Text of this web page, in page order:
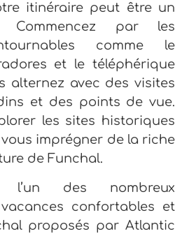
itinéraire peut être un
Commencez par les
comme le
et le téléphérique
alternez avec des visites
et des points de vue.
les sites historiques
imprégner de la riche
de Funchal.
l’un des nombreux
confortables et
proposés par Atlantic